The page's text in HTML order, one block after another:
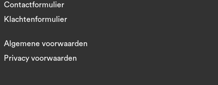
Contactformulier
Klachtenformulier
Algemene voorwaarden
Privacy voorwaarden